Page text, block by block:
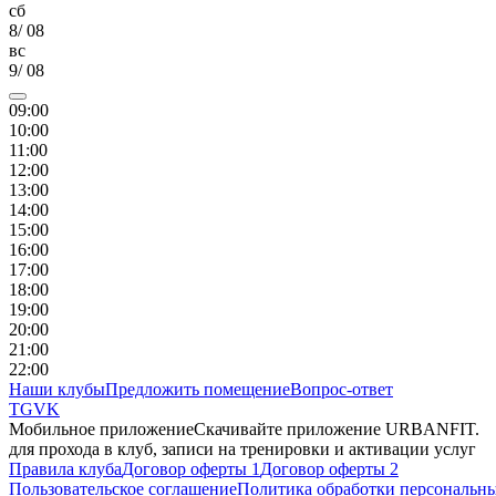
сб
8/08
вс
9/08
09:00
10:00
11 :00
12:00
13:00
14:00
15:00
16:00
17:00
18:00
19:00
20:00
21 :00
22:00
Наши клубыПредложить помещениеВопрос-ответ
TGVK
Мобильное приложениеСкачивайте приложение URBANFIT.
для прохода в клуб, записи на тренировки и активации услуг
Правила клубаДоговор оферты 1 Договор оферты 2
Пользовательское соглашениеПолитика обработки